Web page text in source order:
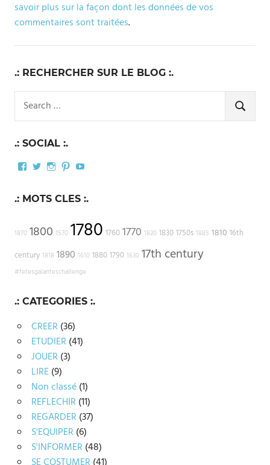
savoir plus sur la façon dont les données de vos
commentaires sont traitées.
.: RECHERCHER SUR LE BLOG :.
for:
SEARCH
.: SOCIAL :.
Facebook
TwitterInstagram
PinterestYouTube
.: MOTS CLES :.
1870 1800 1570 1780 1760 1770 1820 1830 1750s 1885 1810 16th
century 1818 1890 1610 1880 1790 1630 17th century
#fetesgalanteschallenge
.: CATEGORIES :.
CREER (36)
ETUDIER (41)
JOUER (3)
LIRE(9)
Non classé(1)
REFLECHIR (11)
REGARDER (37)
S'EQUIPER (6)
S'INFORMER (48)